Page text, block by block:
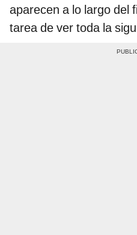
aparecen a lo largo del
tarea de ver toda la